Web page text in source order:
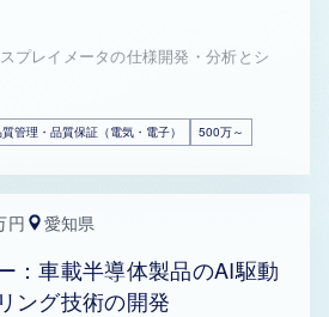
プレイメータの仕様開発・分析とシ
管理・品質保証（電気・電子） 500万～
円 愛知県
：車載半導体製品のAI駆動
ング技術の開発